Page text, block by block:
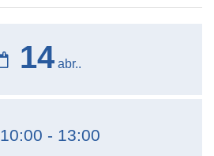
14 abr..
10:00 - 13:00